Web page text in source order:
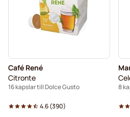
Café René
Citronte
16 kapslar till Dolce Gusto
4.6(390)
8